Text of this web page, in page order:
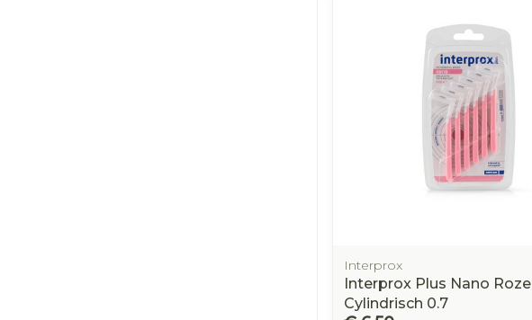
Interprox
Interprox Plus Nano Roze
Cylindrisch 0.7